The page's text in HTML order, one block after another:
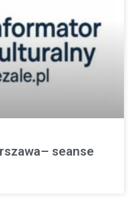
seanse